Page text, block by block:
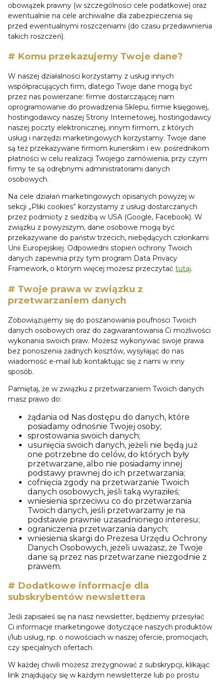
obowiązek prawny (w szczególności cele podatkowe) oraz
ewentualnie na cele archiwalne dla zabezpieczenia się
przed ewentualnymi roszczeniami (do czasu przedawnienia
takich roszczeń).
# Komu przekazujemy Twoje dane?
W naszej działalności korzystamy z usług innych
współpracujących firm, dlatego Twoje dane mogą być
przez nas powierzane: firmie dostarczającej nam
oprogramowanie do prowadzenia Sklepu, firmie księgowej,
hostingodawcy naszej Strony Internetowej, hostingodawcy
naszej poczty elektronicznej, innym firmom, z których
usług i narzędzi marketingowych korzystamy. Twoje dane
są też przekazywane firmom kurierskim i ew. pośrednikom
płatności w celu realizacji Twojego zamówienia, przy czym
firmy te są odrębnymi administratorami danych
osobowych.
Na cele działań marketingowych opisanych powyżej w
sekcji „Pliki cookies” korzystamy z usług dostarczanych
przez podmioty z siedzibą w USA (Google, Facebook). W
związku z powyższym, dane osobowe mogą być
przekazywane do państw trzecich, niebędących członkami
Unii Europejskiej. Odpowiedni stopień ochrony Twoich
danych zapewnia przy tym program Data Privacy
Framework, o którym więcej możesz przeczytać tutaj.
# Twoje prawa w związku z
przetwarzaniem danych
Zobowiązujemy się do poszanowania poufności Twoich
danych osobowych oraz do zagwarantowania Ci możliwości
wykonania swoich praw. Możesz wykonywać swoje prawa
bez ponoszenia żadnych kosztów, wysyłając do nas
wiadomość e-mail lub kontaktując się z nami w inny
sposób.
Pamiętaj, że w związku z przetwarzaniem Twoich danych
masz prawo do:
żądania od Nas dostępu do danych, które
posiadamy odnośnie Twojej osoby;
sprostowania swoich danych;
usunięcia swoich danych, jeżeli nie będą już
one potrzebne do celów, do których były
przetwarzane, albo nie posiadamy innej
podstawy prawnej do ich przetwarzania;
cofnięcia zgody na przetwarzanie Twoich
danych osobowych, jeśli taką wyraziłeś;
wniesienia sprzeciwu co do przetwarzania
Twoich danych, jeśli przetwarzamy je na
podstawie prawnie uzasadnionego interesu;
ograniczenia przetwarzania danych;
wniesienia skargi do Prezesa Urzędu Ochrony
Danych Osobowych, jeżeli uważasz, że Twoje
dane są przez nas przetwarzane niezgodnie z
prawem.
# Dodatkowe informacje dla
subskrybentów newslettera
Jeśli zapisałeś się na nasz newsletter, będziemy przesyłać
Ci informacje marketingowe dotyczące naszych produktów
i/lub usług, np. o nowościach w naszej ofercie, promocjach,
czy specjalnych ofertach.
W każdej chwili możesz zrezygnować z subskrypcji, klikając
link znajdujący się w każdym newsletterze lub po prostu